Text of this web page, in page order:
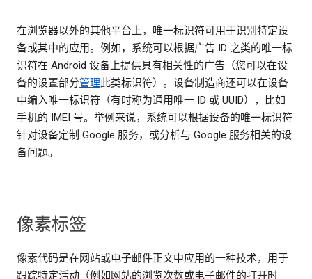
在浏览器以外的其他平台上，唯一标识符可用于识别特定设
备或其中的应用。例如，系统可以根据广告 ID 之类的唯一标
识符在 Android 设备上提供具有相关性的广告（您可以在设
备的设置部分管理此类标识符）。设备制造商还可以在设备
中编入唯一标识符（有时称为通用唯一 ID 或 UUID），比如
手机的 IMEI 号。举例来说，系统可以根据设备的唯一标识符
针对设备定制 Google 服务，或分析与 Google 服务相关的设
备问题。
像素标签
像素代码是在网站或电子邮件正文中应用的一种技术，用于
跟踪特定活动（例如网站的浏览次数或电子邮件的打开时